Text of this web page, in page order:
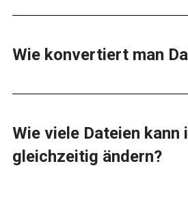
Wie konvertiert man
Wie viele Dateien kann
gleichzeitig ändern?